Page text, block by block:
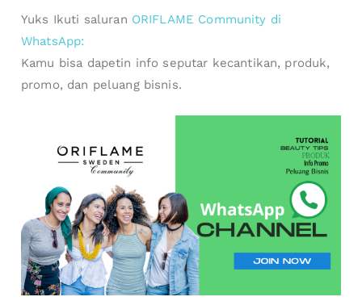
Yuks Ikuti saluran ORIFLAME Community di
WhatsApp:
Kamu bisa dapetin info seputar kecantikan, produk,
promo, dan peluang bisnis.